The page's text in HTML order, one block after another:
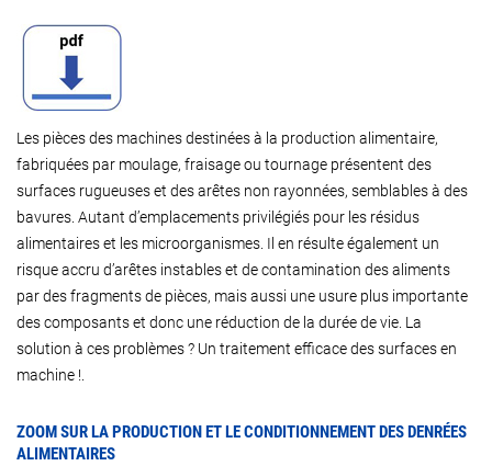
Les pièces des machines destinées à la production alimentaire,
fabriquées par moulage, fraisage ou tournage présentent des
surfaces rugueuses et des arêtes non rayonnées, semblables à des
bavures. Autant d’emplacements privilégiés pour les résidus
alimentaires et les microorganismes. Il en résulte également un
risque accru d’arêtes instables et de contamination des aliments
par des fragments de pièces, mais aussi une usure plus importante
des composants et donc une réduction de la durée de vie. La
solution à ces problèmes ? Un traitement efficace des surfaces en
machine !.
ZOOM SUR LA PRODUCTION ET LE CONDITIONNEMENT DES DENRÉES
ALIMENTAIRES